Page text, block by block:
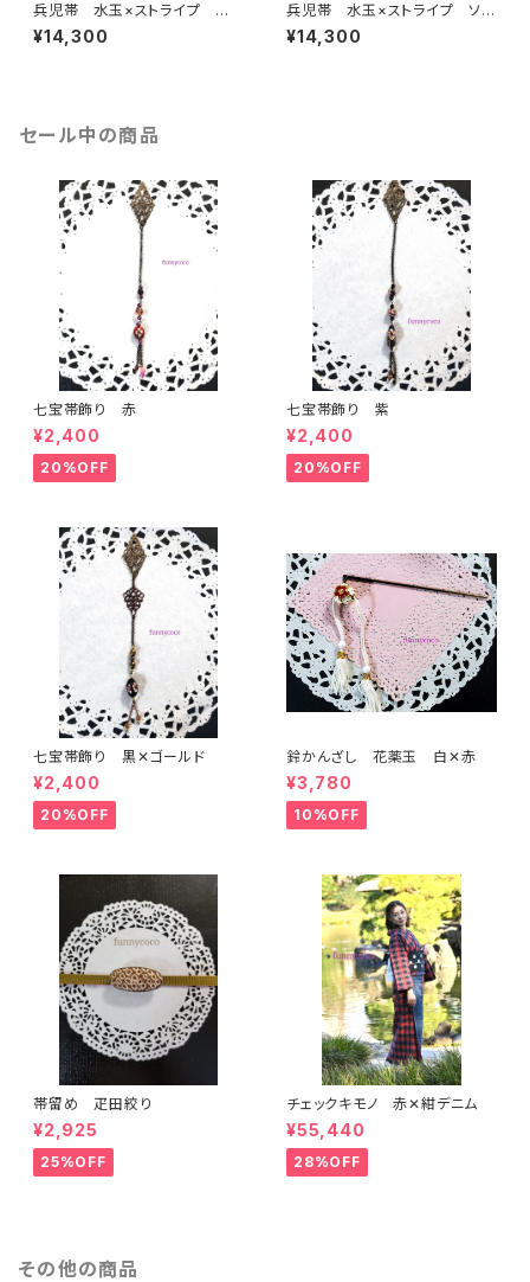
兵児帯 水玉×ストライプ 赤×
黒(リバーシブル)
¥14,300
兵児帯 水玉×ストライプ ソフ
トピンク(リバーシブル)
¥14,300
セール中の商品
七宝帯飾り 赤
¥2,400
20%OFF
七宝帯飾り 紫
¥2,400
20%OFF
七宝帯飾り 黒✕ゴールド
¥2,400
20%OFF
鈴かんざし 花薬玉 白✕赤
¥3,780
10%OFF
帯留め 疋田絞り
¥2,925
25%OFF
チェックキモノ 赤✕紺デニム
¥55,440
28%OFF
その他の商品